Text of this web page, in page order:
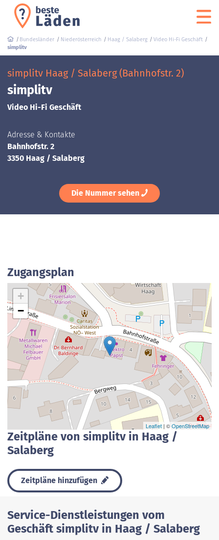
Bundesländer Niederösterreich Haag / Salaberg
Video Hi-Fi Geschäft
simplitv
simplitv Haag / Salaberg (Bahnhofstr. 2)
simplitv
Video Hi-Fi Geschäft
Adresse & Kontakte
Bahnhofstr. 2
3350 Haag / Salaberg
Die Nummer sehen
Zugangsplan
+
−
Leaflet | ©OpenStreetMap
Zeitpläne von simplitv in Haag /
Salaberg
Zeitpläne hinzufügen
Service-Dienstleistungen vom
Geschäft simplitv in Haag / Salaberg